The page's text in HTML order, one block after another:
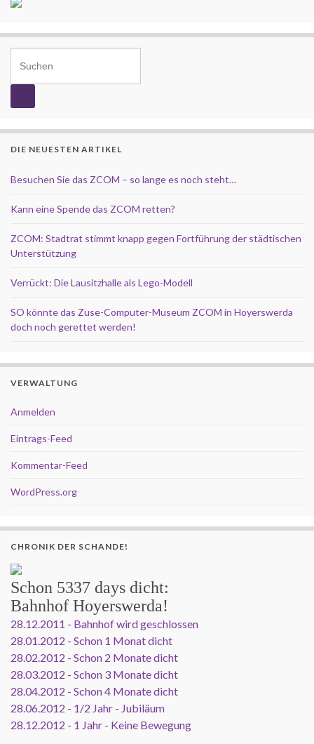
DIE NEUESTEN ARTIKEL
Besuchen Sie das ZCOM – so lange es noch steht…
Kann eine Spende das ZCOM retten?
ZCOM: Stadtrat stimmt knapp gegen Fortführung der städtischen
Unterstützung
Verrückt: Die Lausitzhalle als Lego-Modell
SO könnte das Zuse-Computer-Museum ZCOM in Hoyerswerda
doch noch gerettet werden!
VERWALTUNG
Anmelden
Eintrags-Feed
Kommentar-Feed
WordPress.org
CHRONIK DER SCHANDE!
Schon 5337 days dicht:
Bahnhof Hoyerswerda!
28.12.2011 - Bahnhof wird geschlossen
28.01.2012 - Schon 1 Monat dicht
28.02.2012 - Schon 2 Monate dicht
28.03.2012 - Schon 3 Monate dicht
28.04.2012 - Schon 4 Monate dicht
28.06.2012 - 1/2 Jahr - Jubiläum
28.12.2012 - 1 Jahr - Keine Bewegung